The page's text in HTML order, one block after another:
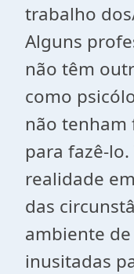
trabalho
Alguns
não têm
como
não tenham
para fazê-
realidade
das
ambiente
inusitadas